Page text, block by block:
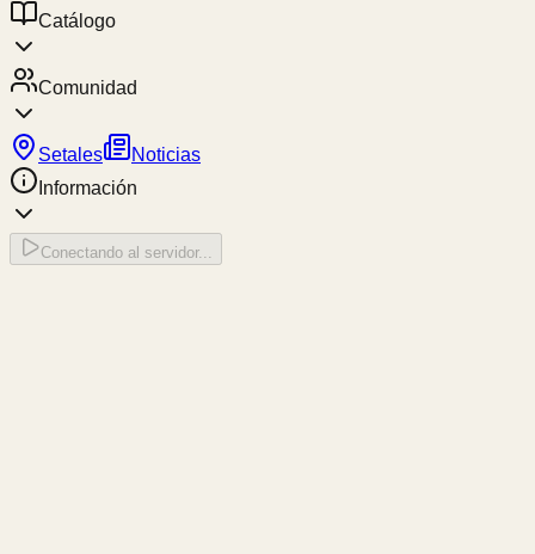
Catálogo
Comunidad
Setales
Noticias
Información
Conectando al servidor...